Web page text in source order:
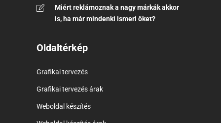
Miért reklámoznak a nagy márkák akkor
is, ha már mindenki ismeri őket?
Oldaltérkép
Grafikai tervezés
Grafikai tervezés árak
Weboldal készítés